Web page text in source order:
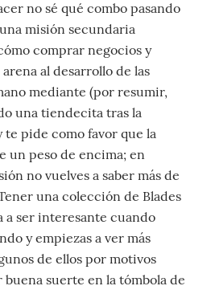
no sé qué combo pasando
misión secundaria
comprar negocios y
al desarrollo de las
mediante (por resumir,
una tiendecita tras la
pide como favor que la
un peso de encima; en
no vuelves a saber más de
una colección de Blades
ser interesante cuando
y empiezas a ver más
de ellos por motivos
suerte en la tómbola de